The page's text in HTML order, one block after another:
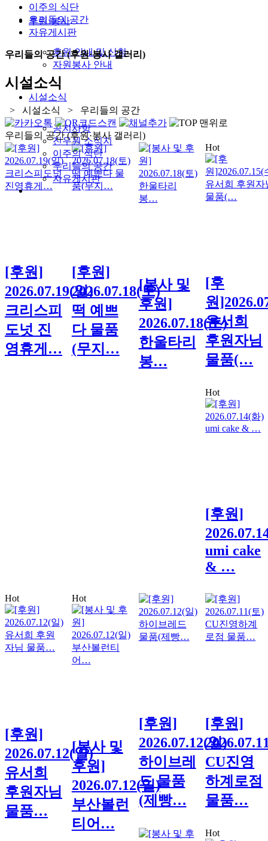
후원·봉사
후원 안내 및 신청
자원봉사 안내
시설소식
공지사항
진우원 소식지
이주의 식단
우리들의 공간
자유게시판
이주의 식단
우리들의 공간
자유게시판
우리들의 공간 (후원·봉사 갤러리)
시설소식
> 시설소식 > 우리들의 공간
우리들의 공간 (후원·봉사 갤러리)
[후원]
2026.07.19(일)
크리스피
도넛 진
영휴게…
[후원]
2026.07.18(토)
떡 예쁘
다 물품
(무지…
[봉사 및
후원]
2026.07.18(토)
한울타리
봉…
Hot
[후
원
유서희
후원자님
물품(…
Hot
[후원]
umi cake
& …
Hot
[후원]
2026.07.12(일)
유서희
후원자님
물품…
Hot
[봉사 및
후원]
2026.07.12(일)
부산볼런
티어…
[후원]
2026.07.12(일)
하이브레
드 물품
(제빵…
[후원]
CU진영
하계로점
물품…
Hot